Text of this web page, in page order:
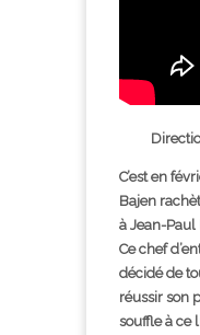
C’est en
Bajen
à Jean-
Ce chef
décidé de
réussir son
souffle à ce